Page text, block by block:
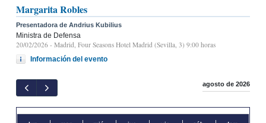
Margarita Robles
Presentadora de Andrius Kubilius
Ministra de Defensa
20/02/2026 - Madrid, Four Seasons Hotel Madrid (Sevilla, 3) 9:00 horas
Información del evento
agosto de 2026